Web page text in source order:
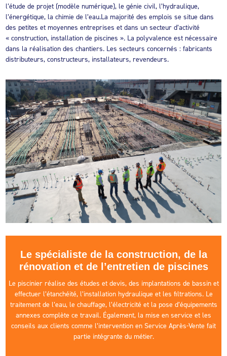
l’étude de projet (modèle numérique), le génie civil, l’hydraulique,
l’énergétique, la chimie de l’eau.La majorité des emplois se situe dans
des petites et moyennes entreprises et dans un secteur d’activité
« construction, installation de piscines ». La polyvalence est nécessaire
dans la réalisation des chantiers. Les secteurs concernés : fabricants
distributeurs, constructeurs, installateurs, revendeurs.
Le spécialiste de la construction, de la
rénovation et de l’entretien de piscines
Le piscinier réalise des études et devis, des implantations de bassin et
effectuer l’étanchéité, l’installation hydraulique et les filtrations. Le
traitement de l’eau, le chauffage, l’électricité et la pose d’équipements
annexes complète ce travail. Également, la mise en service et les
conseils aux clients comme l’intervention en Service Après-Vente fait
partie intégrante du métier.